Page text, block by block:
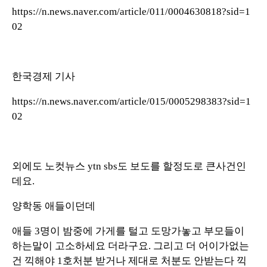
https://n.news.naver.com/article/011/0004630818?sid=1
02
한국경제 기사
https://n.news.naver.com/article/015/0005298383?sid=1
02
외에도 노컷뉴스 ytn sbs도 보도를 할정도로 큰사건인
데요.
양학동 애들이던데
애들 3명이 밤중에 가게를 털고 도망가놓고 부모들이
하는말이 고소하세요 더라구요. 그리고 더 어이가없는
건 끽해야 1호처분 받거나 제대로 처분도 안받는다 끽